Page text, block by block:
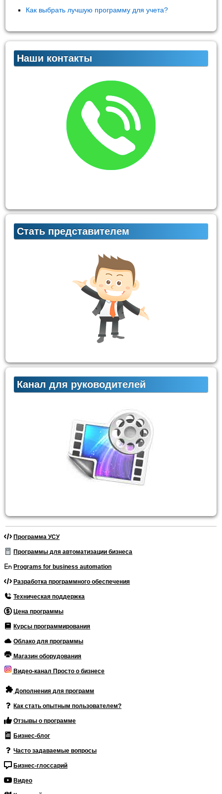
Как выбрать лучшую программу для учета?
Наши контакты
Стать представителем
Канал для руководителей
Программа УСУ
Программы для автоматизации бизнеса
Programs for business automation
Разработка программного обеспечения
Техническая поддержка
Цена программы
Курсы программирования
Облако для программы
Магазин оборудования
Видео-канал Просто о бизнесе
Дополнения для программ
Как стать опытным пользователем?
Отзывы о программе
Бизнес-блог
Часто задаваемые вопросы
Бизнес-глоссарий
Видео